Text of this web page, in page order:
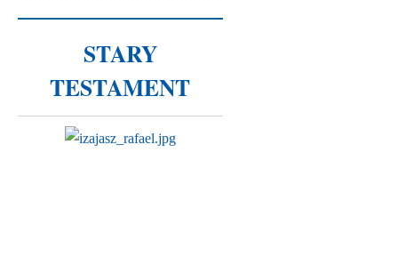
STARY
TESTAMENT